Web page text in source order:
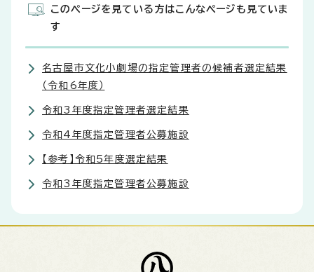
このページを見ている方はこんなページも見ていま
す
名古屋市文化小劇場の指定管理者の候補者選定結果
（令和6年度）
令和3年度指定管理者選定結果
令和4年度指定管理者公募施設
【参考】令和5年度選定結果
令和3年度指定管理者公募施設